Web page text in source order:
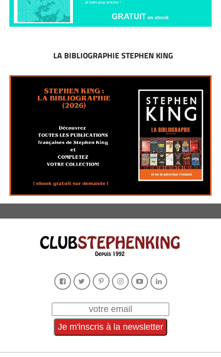
LA BIBLIOGRAPHIE STEPHEN KING